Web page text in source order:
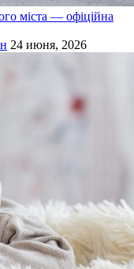
міста — офіційна
24 июня, 2026